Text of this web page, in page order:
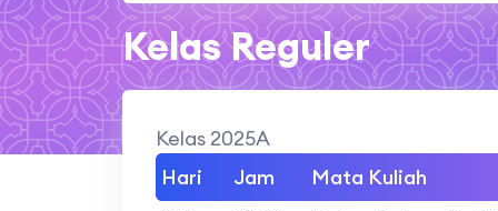
Kelas Reguler
Kelas 2025A
Hari
Jam
Mata Kuliah